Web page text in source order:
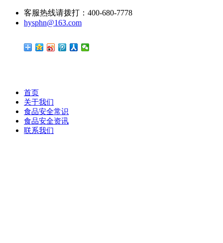
客服热线请拨打：400-680-7778
hysphn@163.com
首页
关于我们
食品安全常识
食品安全资讯
联系我们